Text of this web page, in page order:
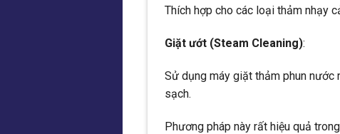
Thích hợp cho các loại thảm nhạy
Giặt ướt (Steam Cleaning):
Sử dụng máy giặt thảm phun nước
sạch.
Phương pháp này rất hiệu quả